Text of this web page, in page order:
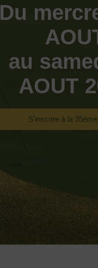
Du
au
AOUT
S'inscrire à la